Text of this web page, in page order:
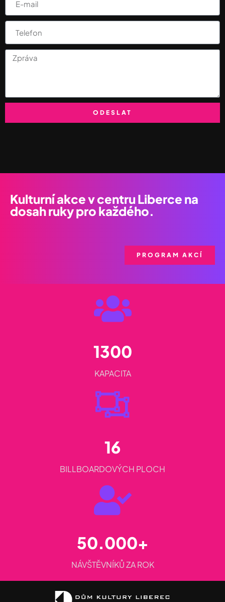
ODESLAT
Kulturní akce v centru Liberce na
dosah ruky pro každého.
PROGRAM AKCÍ
1300
KAPACITA
16
BILLBOARDOVÝCH PLOCH
50.000+
NÁVŠTĚVNÍKŮ ZA ROK